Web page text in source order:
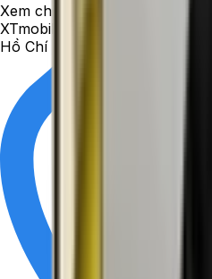
Xem chỉ đường
XTmobile - 43 Lê Văn Việt,
Hồ Chí Minh